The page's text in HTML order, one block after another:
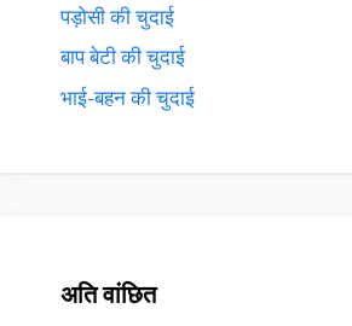
पड़ोसी की चुदाई
बाप बेटी की चुदाई
भाई-बहन की चुदाई
अति वांछित